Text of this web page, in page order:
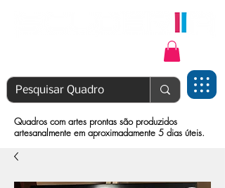
Quadros com artes prontas são produzidos
artesanalmente em aproximadamente 5 dias úteis.